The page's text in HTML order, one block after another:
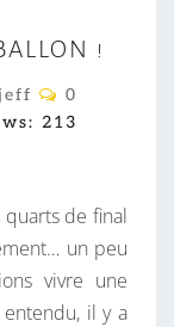
!
C
M
A
R
E
S
0
213
de final
un peu
vivre une
il y a